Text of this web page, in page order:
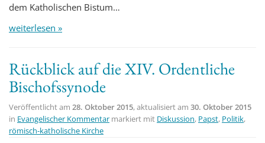
dem Katholischen Bistum…
weiterlesen »
Rückblick auf die XIV. Ordentliche
Bischofssynode
Veröffentlicht am 28. Oktober 2015, aktualisiert am 30. Oktober 2015
in Evangelischer Kommentar markiert mit Diskussion, Papst, Politik,
römisch-katholische Kirche